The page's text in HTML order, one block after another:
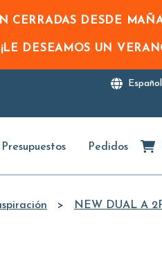
CERRADAS DESDE
DESEAMOS UN
Español
Presupuestos Pedidos
NEW DUAL A